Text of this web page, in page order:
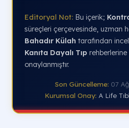
Editoryal Not: Bu içerik;
süreçleri çerçevesinde, uzman
Bahadır Külah tarafından
Kanıta Dayalı Tıp
onaylanmıştır.
Son Güncelleme: 07
Kurumsal Onay: A Life